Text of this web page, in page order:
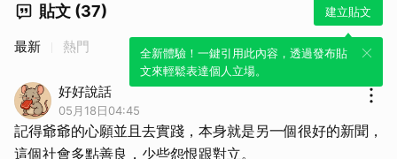
貼文 (37) 建立貼文
全新體驗！一鍵引用此內容，透過發布貼
文來輕鬆表達個人立場。
最新 熱門
好好說話
05月18日04:45
記得爺爺的心願並且去實踐，本身就是另一個很好的新聞，
這個社會多點善良，少些怨恨跟對立。